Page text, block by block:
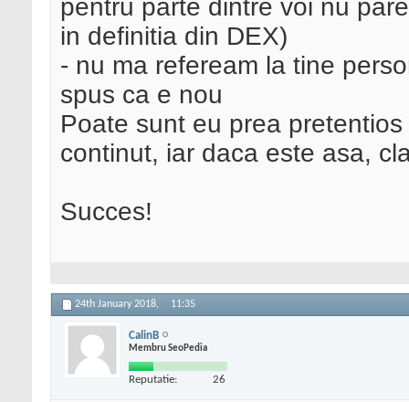
pentru parte dintre voi nu
in definitia din DEX)
- nu ma refeream la tine
spus ca e nou
Poate sunt eu prea
continut, iar daca este asa,
Succes!
24th January 2018, 11:35
CalinB
Membru SeoPedia
Reputatie: 26